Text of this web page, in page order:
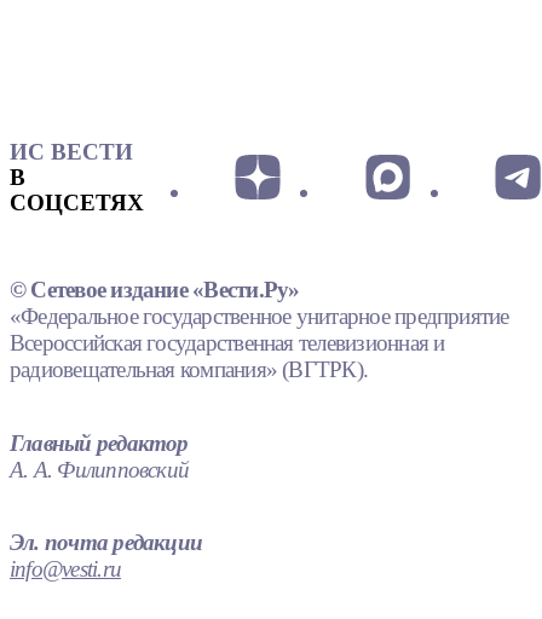
ИС ВЕСТИ
В
СОЦСЕТЯХ
© Сетевое издание «Вести.Ру»
«Федеральное государственное унитарное предприятие
Всероссийская государственная телевизионная и
радиовещательная компания» (ВГТРК).
Главный редактор
А. А. Филипповский
Эл. почта редакции
info@vesti.ru